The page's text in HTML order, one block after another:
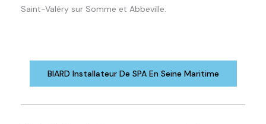
Saint-Valéry sur Somme et Abbeville.
BIARD Installateur De SPA En Seine Maritime